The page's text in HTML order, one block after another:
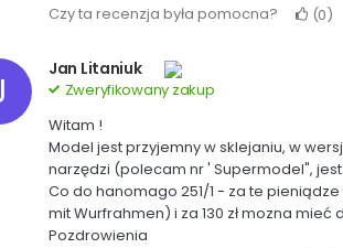
Czy ta recenzja była pomocna?
0
Jan Litaniuk
Zweryfikowany zakup
Witam !
Model jest przyjemny w sklejaniu, w
narzędzi (polecam nr ' Supermodel",
Co do hanomago 251/1 - za te
mit Wurfrahmen) i za 130 zł mozna
Pozdrowienia